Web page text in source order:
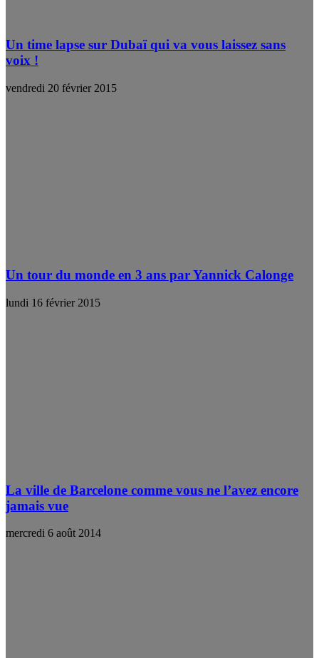
Un time lapse sur Dubaï qui va vous laissez sans
voix !
vendredi 20 février 2015
Un tour du monde en 3 ans par Yannick Calonge
lundi 16 février 2015
La ville de Barcelone comme vous ne l’avez encore
jamais vue
mercredi 6 août 2014